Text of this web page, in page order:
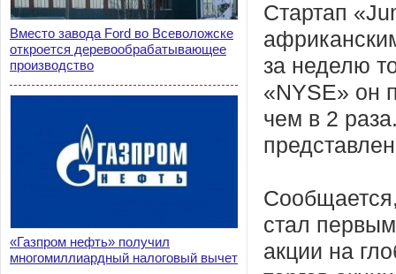
Вместо завода Ford во Всеволожске
откроется деревообрабатывающее
производство
«Газпром нефть» получил
многомиллиардный налоговый вычет
Стартап
за неделю
«NYSE» он
чем в 2
стал
акции на